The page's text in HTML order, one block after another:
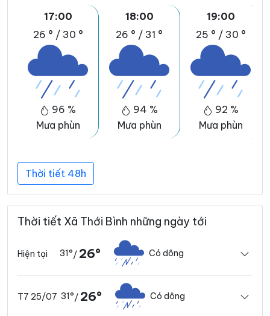
17:00
26 ° / 30 °
96 %
Mưa phùn
18:00
26 ° / 31 °
94 %
Mưa phùn
19:00
25 ° / 30 °
92 %
Mưa phùn
Thời tiết 48h
Thời tiết Xã Thới Bình những ngày tới
Hiện tại 31°/ 26° Có dông
T7 25/07 31°/ 26° Có dông